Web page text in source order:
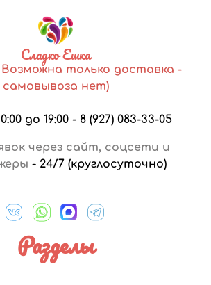
Сладко Ешка
только доставка -
самовывоза нет)
до 19:00 - 8 (927) 083-33-05
через сайт, соцсети и
- 24/7 (круглосуточно)
Разделы